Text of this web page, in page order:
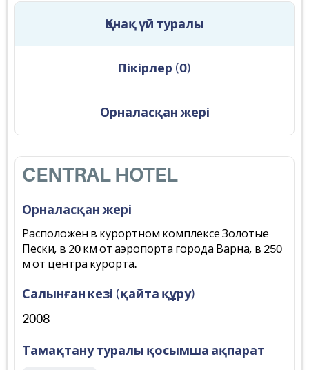
Қонақ үй туралы
Пікірлер (0)
Орналасқан жері
CENTRAL HOTEL
Орналасқан жері
Расположен в курортном комплексе Золотые
Пески, в 20 км от аэропорта города Варна, в 250
м от центра курорта.
Салынған кезі (қайта құру)
2008
Тамақтану туралы қосымша ақпарат